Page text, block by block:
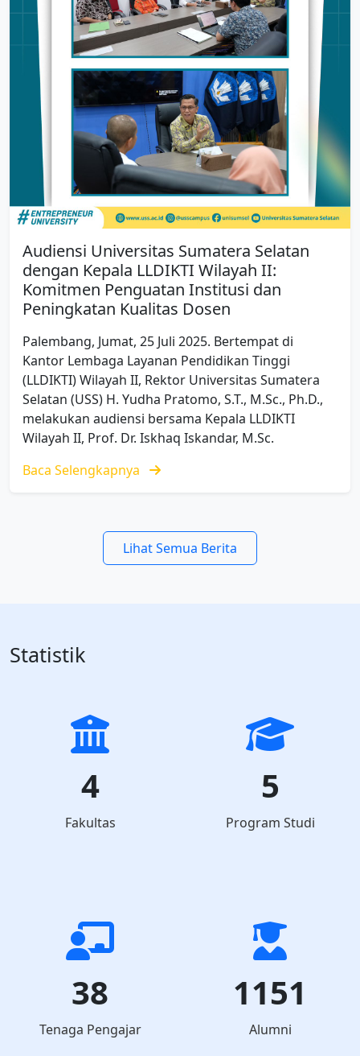
Audiensi Universitas Sumatera Selatan
dengan Kepala LLDIKTI Wilayah II:
Komitmen Penguatan Institusi dan
Peningkatan Kualitas Dosen
Palembang, Jumat, 25 Juli 2025. Bertempat di
Kantor Lembaga Layanan Pendidikan Tinggi
(LLDIKTI) Wilayah II, Rektor Universitas Sumatera
Selatan (USS) H. Yudha Pratomo, S.T., M.Sc., Ph.D.,
melakukan audiensi bersama Kepala LLDIKTI
Wilayah II, Prof. Dr. Iskhaq Iskandar, M.Sc.
Baca Selengkapnya
Lihat Semua Berita
Statistik
4
Fakultas
5
Program Studi
38
Tenaga Pengajar
1151
Alumni